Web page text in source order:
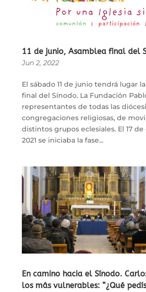
11 de junio, Asamblea final del
Jun 2, 2022
El sábado 11 de junio tendrá lugar
final del Sínodo. La Fundación
representantes de todas las
congregaciones religiosas, de
distintos grupos eclesiales. El 17
2021 se iniciaba la fase...
En camino hacia el Sínodo.
los más vulnerables: “¿Qué